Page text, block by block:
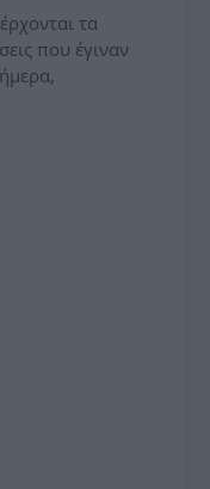
τα
που έγιναν